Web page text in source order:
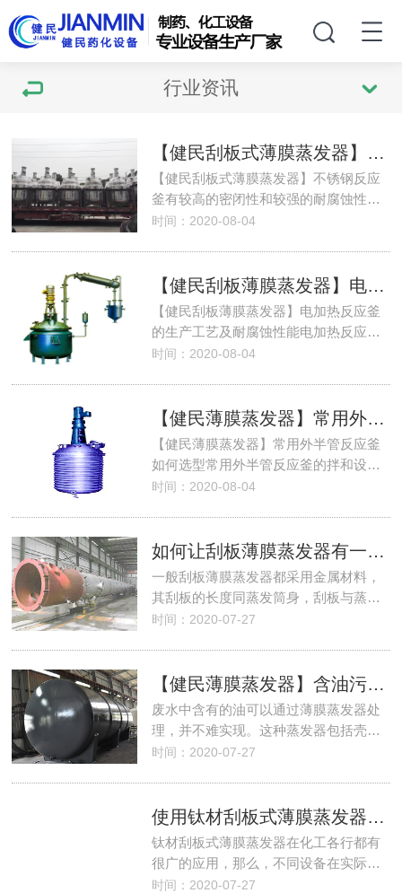
行业资讯
【健民刮板式薄膜蒸发器】不锈钢反应釜有较高的密闭性和较强的耐腐蚀性
【健民刮板式薄膜蒸发器】不锈钢反应
釜有较高的密闭性和较强的耐腐蚀性…
时间：2020-08-04
【健民刮板薄膜蒸发器】电加热反应釜的生产工艺及耐腐蚀性能
【健民刮板薄膜蒸发器】电加热反应釜
的生产工艺及耐腐蚀性能电加热反应…
时间：2020-08-04
【健民薄膜蒸发器】常用外半管反应釜如何选型
【健民薄膜蒸发器】常用外半管反应釜
如何选型常用外半管反应釜的拌和设…
时间：2020-08-04
如何让刮板薄膜蒸发器有一个好的蒸发效果
一般刮板薄膜蒸发器都采用金属材料，
其刮板的长度同蒸发筒身，刮板与蒸…
时间：2020-07-27
【健民薄膜蒸发器】含油污水可以用蒸发器来处理吗
废水中含有的油可以通过薄膜蒸发器处
理，并不难实现。这种蒸发器包括壳…
时间：2020-07-27
使用钛材刮板式薄膜蒸发器处理废水的方法
钛材刮板式薄膜蒸发器在化工各行都有
很广的应用，那么，不同设备在实际…
时间：2020-07-27